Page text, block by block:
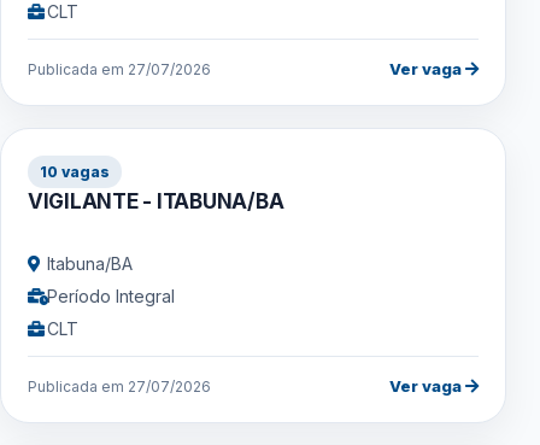
CLT
Publicada em 27/07/2026 Ver vaga
10 vagas
VIGILANTE - ITABUNA/BA
Itabuna/BA
Período Integral
CLT
Publicada em 27/07/2026 Ver vaga